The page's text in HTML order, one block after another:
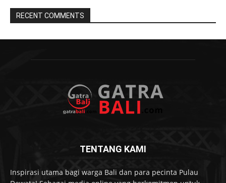
RECENT COMMENTS
TENTANG KAMI
Inspirasi utama bagi warga Bali dan para pecinta Pulau